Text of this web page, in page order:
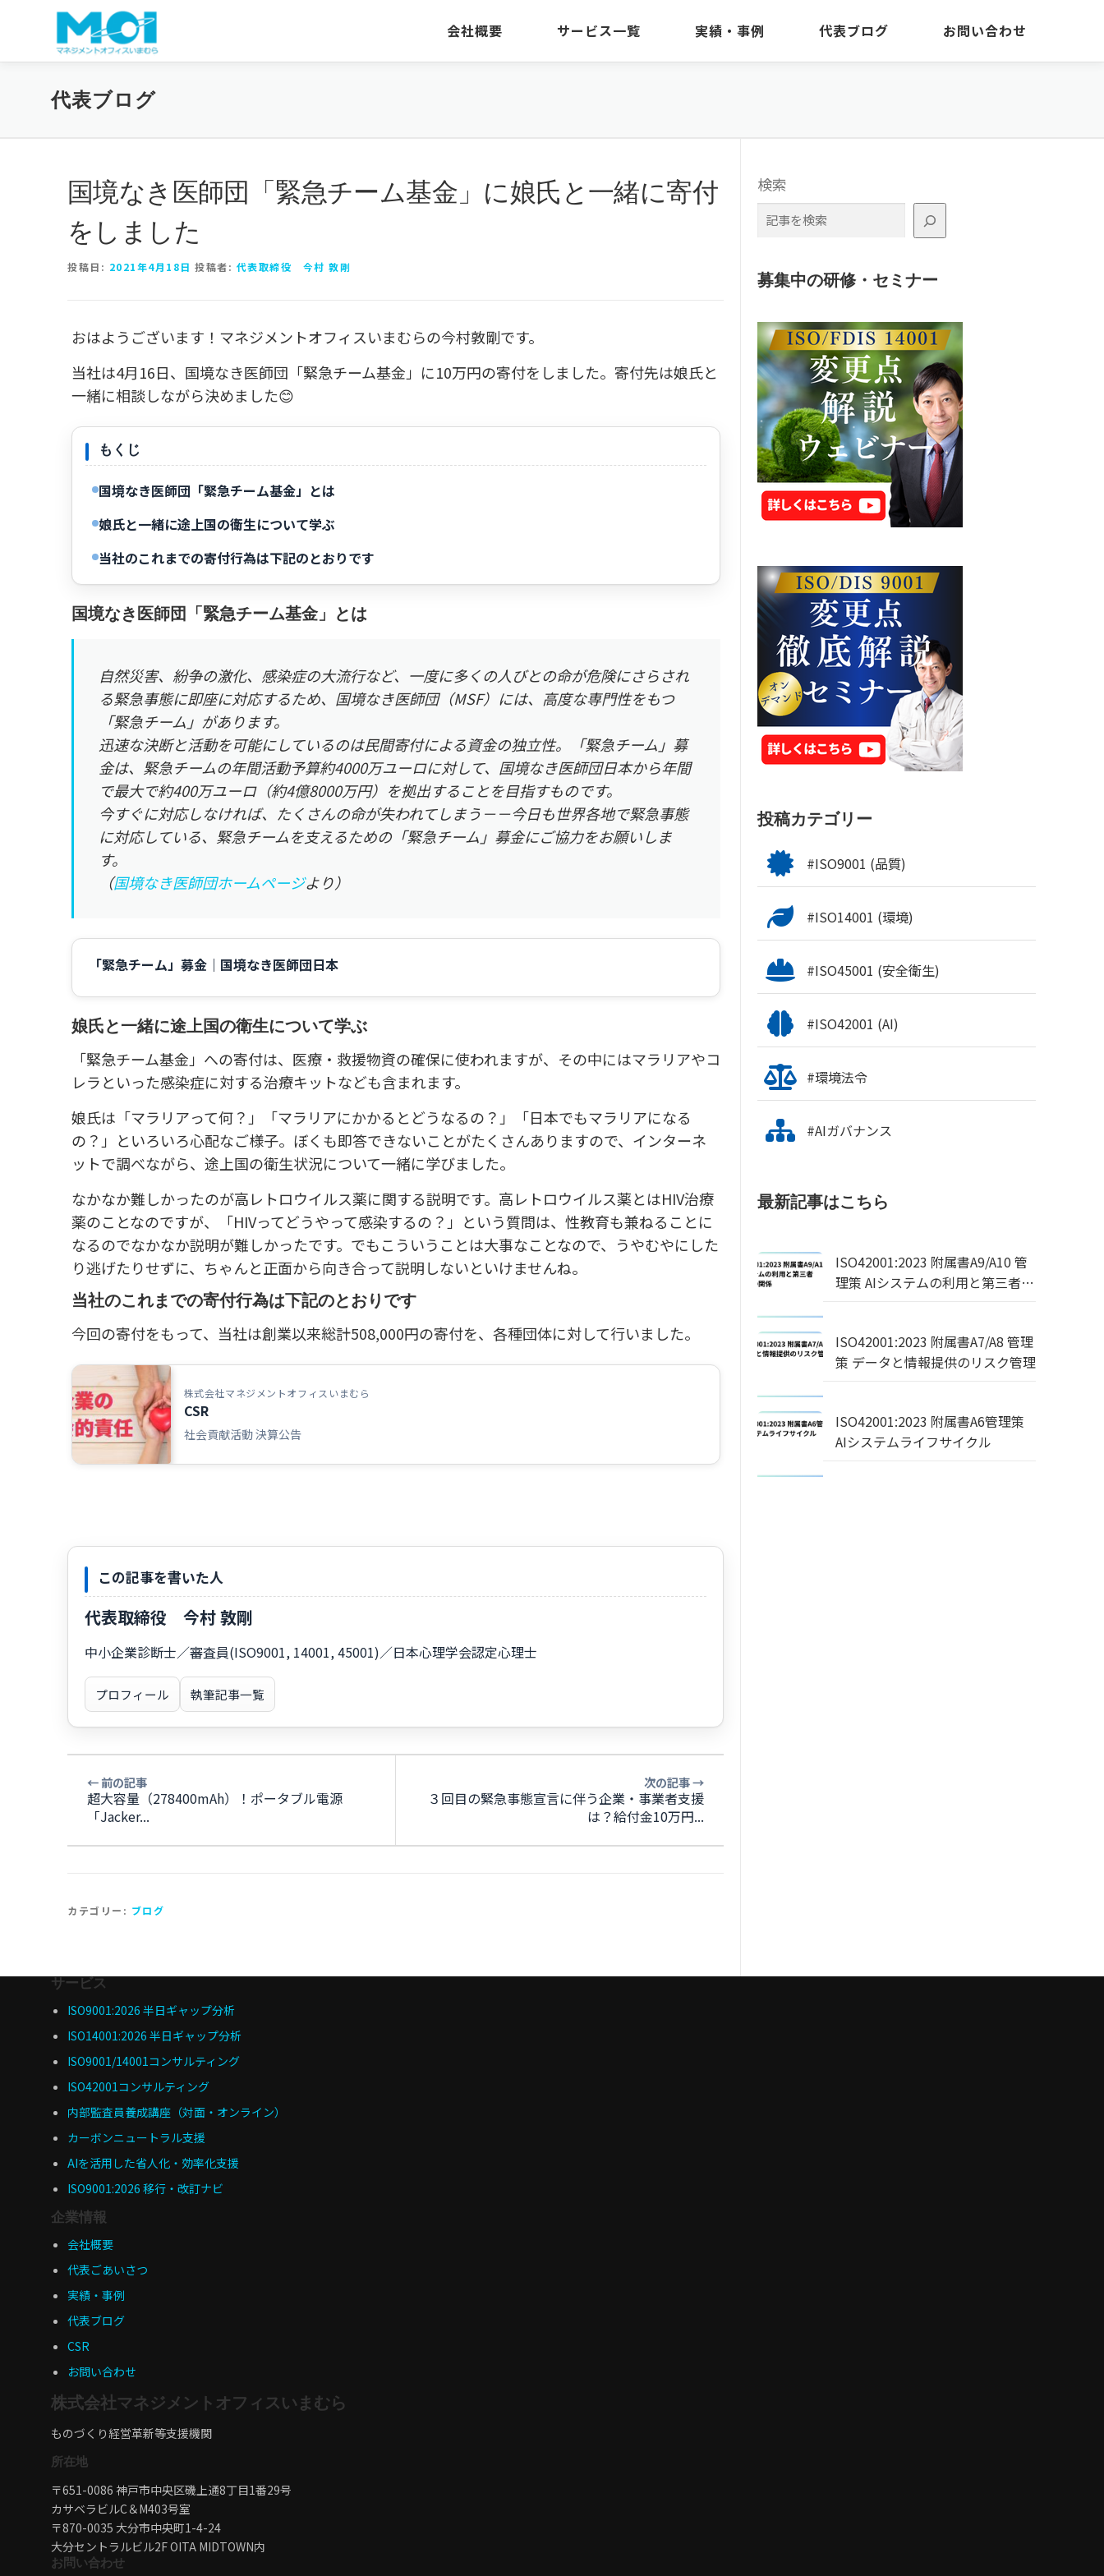
コンテンツへスキップ
会社概要 サービス一覧 実績・事例 代表ブログ お問い合わせ
代表ブログ
国境なき医師団「緊急チーム基金」に娘氏と一緒に寄付
をしました
投稿日: 2021年4月18日 投稿者: 代表取締役 今村 敦剛
おはようございます！マネジメントオフィスいまむらの今村敦剛です。
当社は4月16日、国境なき医師団「緊急チーム基金」に10万円の寄付をしました。寄付先は娘氏と
一緒に相談しながら決めました😊
もくじ
国境なき医師団「緊急チーム基金」とは
娘氏と一緒に途上国の衛生について学ぶ
当社のこれまでの寄付行為は下記のとおりです
国境なき医師団「緊急チーム基金」とは
自然災害、紛争の激化、感染症の大流行など、一度に多くの人びとの命が危険にさらされ
る緊急事態に即座に対応するため、国境なき医師団（MSF）には、高度な専門性をもつ
「緊急チーム」があります。
迅速な決断と活動を可能にしているのは民間寄付による資金の独立性。「緊急チーム」募
金は、緊急チームの年間活動予算約4000万ユーロに対して、国境なき医師団日本から年間
で最大で約400万ユーロ（約4億8000万円）を拠出することを目指すものです。
今すぐに対応しなければ、たくさんの命が失われてしまう－－今日も世界各地で緊急事態
に対応している、緊急チームを支えるための「緊急チーム」募金にご協力をお願いしま
す。
（国境なき医師団ホームページより）
「緊急チーム」募金｜国境なき医師団日本
娘氏と一緒に途上国の衛生について学ぶ
「緊急チーム基金」への寄付は、 医療・救援物資の確保に使われますが、その中にはマラリアやコ
レラといった感染症に対する治療キットなども含まれます。
娘氏は「マラリアって何？」「マラリアにかかるとどうなるの？」「日本でもマラリアになる
の？」といろいろ心配なご様子。ぼくも即答できないことがたくさんありますので、インターネ
ットで調べながら、途上国の衛生状況について一緒に学びました。
なかなか難しかったのが高レトロウイルス薬に関する説明です。高レトロウイルス薬とはHIV治療
薬のことなのですが、「HIVってどうやって感染するの？」という質問は、性教育も兼ねることに
なるのでなかなか説明が難しかったです。でもこういうことは大事なことなので、うやむやにした
り逃げたりせずに、ちゃんと正面から向き合って説明しないといけませんね。
当社のこれまでの寄付行為は下記のとおりです
今回の寄付をもって、当社は創業以来総計508,000円の寄付を、各種団体に対して行いました。
株式会社マネジメントオフィスいまむら
CSR
社会貢献活動 決算公告
この記事を書いた人
代表取締役 今村 敦剛
中小企業診断士／審査員(ISO9001, 14001, 45001)／日本心理学会認定心理士
プロフィール 執筆記事一覧
← 前の記事
超大容量（278400mAh）！ポータブル電源
「Jacker...
次の記事 →
３回目の緊急事態宣言に伴う企業・事業者支援
は？給付金10万円...
カテゴリー: ブログ
検索
募集中の研修・セミナー
投稿カテゴリー
#ISO9001 (品質)
#ISO14001 (環境)
#ISO45001 (安全衛生)
#ISO42001 (AI)
#環境法令
#AIガバナンス
最新記事はこちら
ISO42001:2023 附属書A9/A10 管
理策 AIシステムの利用と第三者・
ISO42001:2023 附属書A7/A8 管理
策 データと情報提供のリスク管理
ISO42001:2023 附属書A6管理策
AIシステムライフサイクル
サービス
ISO9001:2026 半日ギャップ分析
ISO14001:2026 半日ギャップ分析
ISO9001/14001コンサルティング
ISO42001コンサルティング
内部監査員養成講座（対面・オンライン）
カーボンニュートラル支援
AIを活用した省人化・効率化支援
ISO9001:2026 移行・改訂ナビ
企業情報
会社概要
代表ごあいさつ
実績・事例
代表ブログ
CSR
お問い合わせ
株式会社マネジメントオフィスいまむら
ものづくり経営革新等支援機関
所在地
〒651-0086 神戸市中央区磯上通8丁目1番29号
カサベラビルC＆M403号室
〒870-0035 大分市中央町1-4-24
大分セントラルビル2F OITA MIDTOWN内
お問い合わせ